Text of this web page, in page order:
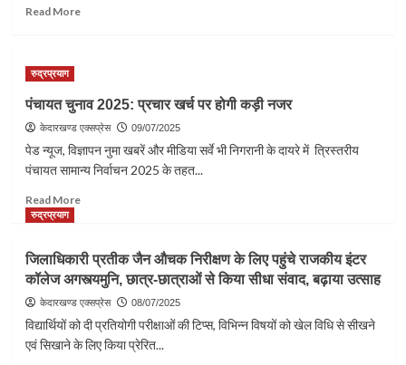
Read MoreRead
पुलिस
प्रकरणों
से
लेकर
प्रतिबंध
अनेक
मुद्दों
पर
हुई
चर्चा
रुद्रप्रयाग
पंचायत चुनाव 2025: प्रचार खर्च पर होगी कड़ी नजर
केदारखण्ड एक्सप्रेस 09/07/2025
पेड न्यूज, विज्ञापन नुमा खबरें और मीडिया सर्वे भी निगरानी के दायरे में त्रिस्तरीय
पंचायत सामान्य निर्वाचन 2025 के तहत...
Read MoreRead
पंचायत
चुनाव
2025:
प्रचार
खर्च
पर
होगी
रुद्रप्रयाग
जिलाधिकारी प्रतीक जैन औचक निरीक्षण के लिए पहुंचे राजकीय इंटर
कॉलेज अगस्त्यमुनि, छात्र-छात्राओं से किया सीधा संवाद, बढ़ाया उत्साह
केदारखण्ड एक्सप्रेस 08/07/2025
विद्यार्थियों को दी प्रतियोगी परीक्षाओं की टिप्स, विभिन्न विषयों को खेल विधि से सीखने
एवं सिखाने के लिए किया प्रेरित...